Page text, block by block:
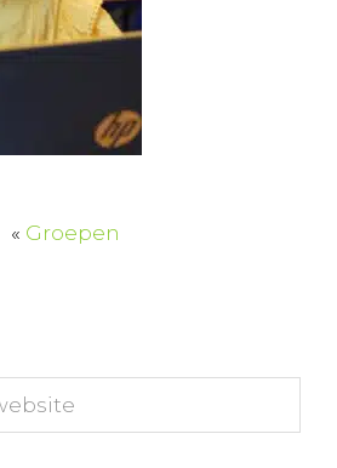
« Groepen